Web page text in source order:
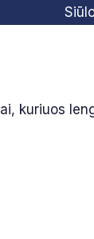
kuriuos